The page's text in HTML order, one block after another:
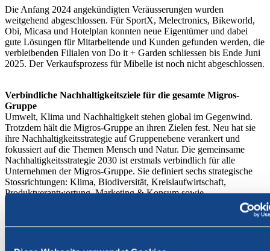
Die Anfang 2024 angekündigten Veräusserungen wurden
weitgehend abgeschlossen. Für SportX, Melectronics, Bikeworld,
Obi, Micasa und Hotelplan konnten neue Eigentümer und dabei
gute Lösungen für Mitarbeitende und Kunden gefunden werden, die
verbleibenden Filialen von Do it + Garden schliessen bis Ende Juni
2025. Der Verkaufsprozess für Mibelle ist noch nicht abgeschlossen.
Verbindliche Nachhaltigkeitsziele für die gesamte Migros-
Gruppe
Umwelt, Klima und Nachhaltigkeit stehen global im Gegenwind.
Trotzdem hält die Migros-Gruppe an ihren Zielen fest. Neu hat sie
ihre Nachhaltigkeitsstrategie auf Gruppenebene verankert und
fokussiert auf die Themen Mensch und Natur. Die gemeinsame
Nachhaltigkeitsstrategie 2030 ist erstmals verbindlich für alle
Unternehmen der Migros-Gruppe. Sie definiert sechs strategische
Stossrichtungen: Klima, Biodiversität, Kreislaufwirtschaft,
Produktverantwortung, Marketing & Konsum sowie
Menschenrechte & Arbeitsbedingungen. Daraus werden 17 Ziele
abgeleitet. So will die Migros-Gruppe zum Beispiel bis 2050 die
Treibhausgasemissionen in den eigenen Betrieben und entlang ihrer